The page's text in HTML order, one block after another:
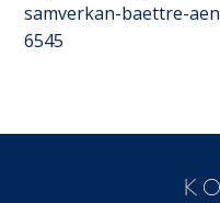
samverkan-baettre-
6545